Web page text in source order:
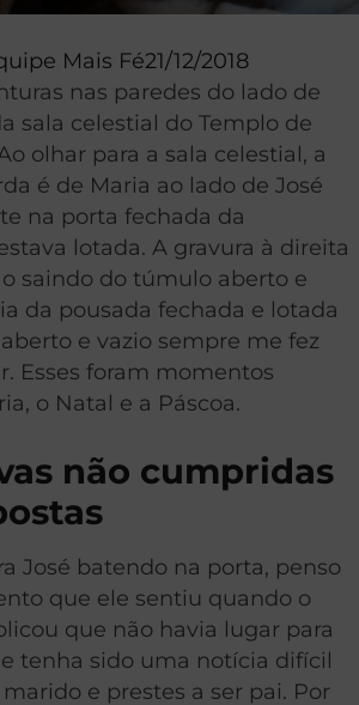
Mais Fé21/12/2018
nas paredes do lado de
sala celestial do Templo de
olhar para a sala celestial, a
é de Maria ao lado de José
na porta fechada da
lotada. A gravura à direita
saindo do túmulo aberto e
da pousada fechada e lotada
e vazio sempre me fez
Esses foram momentos
o Natal e a Páscoa.
não cumpridas
José batendo na porta, penso
que ele sentiu quando o
que não havia lugar para
tenha sido uma notícia difícil
e prestes a ser pai. Por